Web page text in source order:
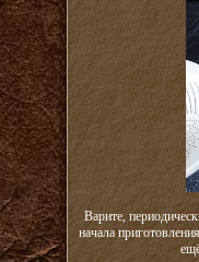
Варите,
начала